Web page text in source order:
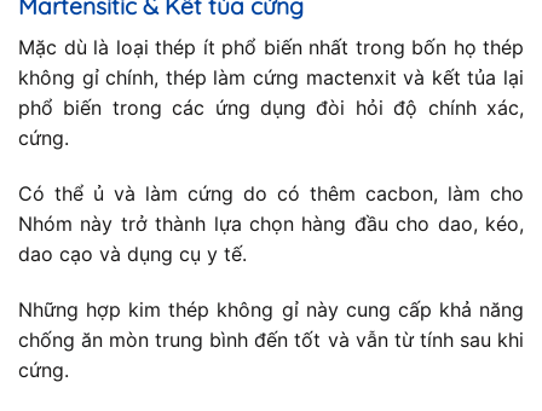
Martensitic & Kết tủa cứng
Mặc dù là loại thép ít phổ biến nhất trong bốn họ thép
không gỉ chính, thép làm cứng mactenxit và kết tủa lại
phổ biến trong các ứng dụng đòi hỏi độ chính xác,
cứng.
Có thể ủ và làm cứng do có thêm cacbon, làm cho
Nhóm này trở thành lựa chọn hàng đầu cho dao, kéo,
dao cạo và dụng cụ y tế.
Những hợp kim thép không gỉ này cung cấp khả năng
chống ăn mòn trung bình đến tốt và vẫn từ tính sau khi
cứng.